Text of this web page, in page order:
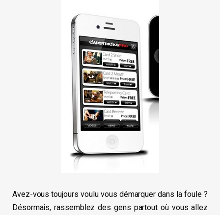
Avez-vous toujours voulu vous démarquer dans la foule ?
Désormais, rassemblez des gens partout où vous allez